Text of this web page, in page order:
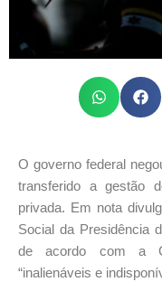
O governo federal
transferido a gestão
privada. Em nota
Social da Presidência
de acordo com a
“inalienáveis e